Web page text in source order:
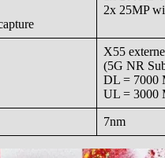
2x 25MP
X55 externe
(5G NR
DL = 7000
UL = 3000
7nm